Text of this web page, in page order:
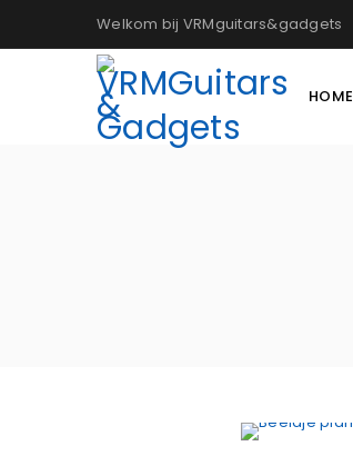
Welkom bij VRMguitars&gadgets
HOME